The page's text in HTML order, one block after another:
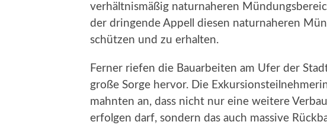
verhältnismäßig naturnaheren
der dringende Appell diesen naturnaheren
schützen und zu erhalten.
Ferner riefen die Bauarbeiten am Ufer der
große Sorge hervor. Die
mahnten an, dass nicht nur eine weitere
erfolgen darf, sondern das auch massive